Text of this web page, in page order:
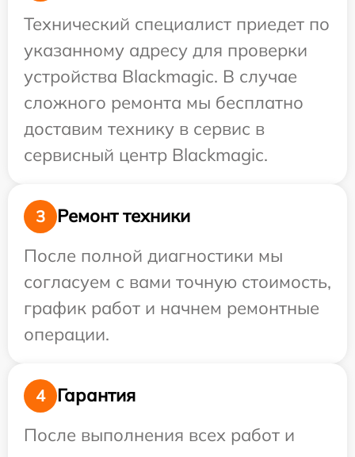
Технический специалист приедет по
указанному адресу для проверки
устройства Blackmagic. В случае
сложного ремонта мы бесплатно
доставим технику в сервис в
сервисный центр Blackmagic.
3
Ремонт техники
После полной диагностики мы
согласуем с вами точную стоимость,
график работ и начнем ремонтные
операции.
4
Гарантия
После выполнения всех работ и